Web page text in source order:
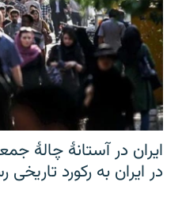
ایران در آستانهٔ چالهٔ
در ایران به رکورد تاریخی